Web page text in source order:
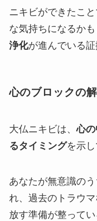
ニキビができたこ
な気持ちになるか
浄化が進んでいる証
心のブロックの
大仏ニキビは、心
るタイミングを示し
あなたが無意識の
れ、過去のトラウ
放す準備が整ってい